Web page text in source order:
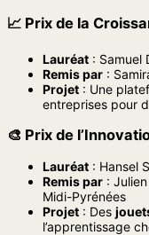
📈 Prix de la
Lauréat : Samuel
Remis par :
Projet : Une
entreprises pour
🎨 Prix de
Lauréat : Hansel
Remis par :
Midi-Pyrénées
Projet : Des
l’apprentissage